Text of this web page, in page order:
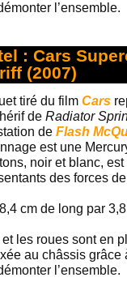
l’ensemble.
: Cars
(2007)
tiré du film Cars
de Radiator
de Flash
est une
noir et blanc,
des forces
8,4 cm de long par
et les roues sont en
au châssis grâce
l’ensemble.